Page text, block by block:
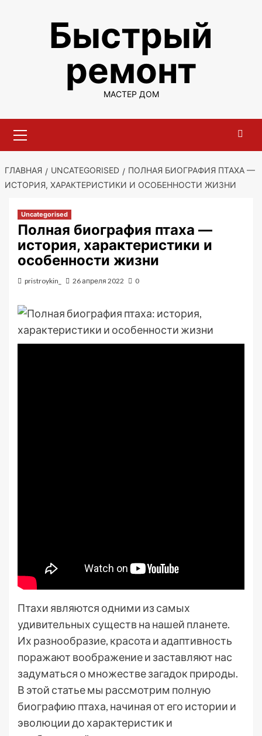
содержимомуБыстрый
ремонт
МАСТЕР ДОМ
меню
ГЛАВНАЯ UNCATEGORISED
ПОЛНАЯ БИОГРАФИЯ ПТАХА —
ИСТОРИЯ, ХАРАКТЕРИСТИКИ И ОСОБЕННОСТИ ЖИЗНИ
Uncategorised
Полная биография птаха —
история, характеристики и
особенности жизни
pristroykin_ 26 апреля 2022 0
Птахи являются одними из самых
удивительных существ на нашей планете.
Их разнообразие, красота и адаптивность
поражают воображение и заставляют нас
задуматься о множестве загадок природы.
В этой статье мы рассмотрим полную
биографию птаха, начиная от его истории и
эволюции до характеристик и